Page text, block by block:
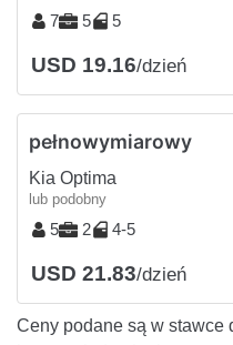
7 5 5
USD 19.16/dzień
pełnowymiarowy
Kia Optima
lub podobny
5 2 4-5
USD 21.83/dzień
Ceny podane są w stawce